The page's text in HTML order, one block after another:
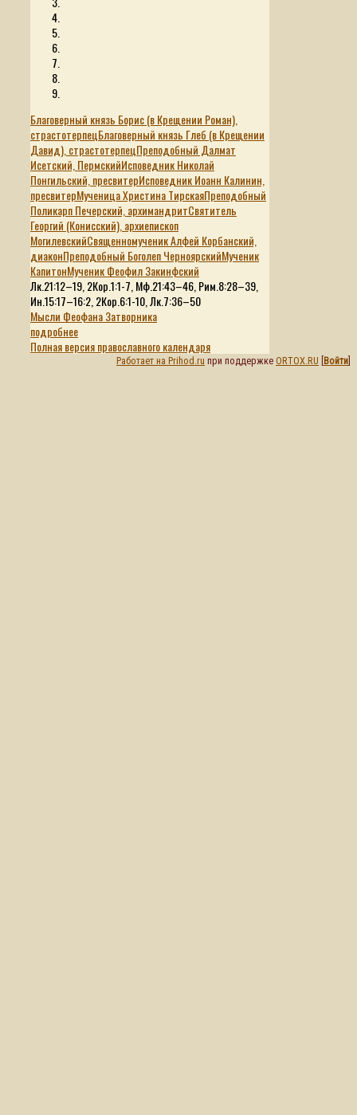
Благоверный князь Борис (в Крещении Роман),
страстотерпецБлаговерный князь Глеб (в Крещении
Давид), страстотерпецПреподобный Далмат
Исетский, ПермскийИсповедник Николай
Понгильский, пресвитерИсповедник Иоанн Калинин,
пресвитерМученица Христина ТирскаяПреподобный
Поликарп Печерский, архимандритСвятитель
Георгий (Конисский), архиепископ
МогилевскийСвященномученик Алфей Корбанский,
диаконПреподобный Боголеп ЧерноярскийМученик
КапитонМученик Феофил Закинфский
Лк.21:12–19, 2Кор.1:1-7, Мф.21:43–46, Рим.8:28–39,
Ин.15:17–16:2, 2Кор.6:1-10, Лк.7:36–50
Мысли Феофана Затворника
подробнее
Полная версия православного календаря
Работает на Prihod.ru при поддержке ORTOX.RU Войти